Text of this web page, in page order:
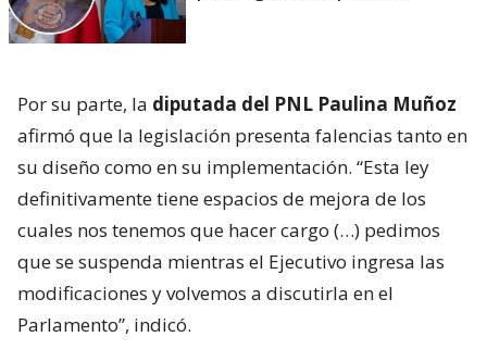
Por su parte, la diputada del PNL Paulina Muñoz
afirmó que la legislación presenta falencias tanto en
su diseño como en su implementación. “Esta ley
definitivamente tiene espacios de mejora de los
cuales nos tenemos que hacer cargo (…) pedimos
que se suspenda mientras el Ejecutivo ingresa las
modificaciones y volvemos a discutirla en el
Parlamento”, indicó.